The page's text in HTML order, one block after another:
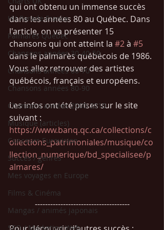
Hit Parade France
Palmarès Québec
Chansons années 30-40-50
Chansons années 60-70
Chansons années 80-90
Chansons années 2000-2010
Musique (articles)
Concours Eurovision
Succès / genres
Mes voyages en Europe
Films & Cinéma
Mangas / animés japonais
SEO / Marketing Web
qui ont obtenu un immense succès
dans les années 80 au Québec. Dans
l'article, on va présenter 15
chansons qui ont atteint la #2 à #5
dans le palmarès québécois de 1986.
Vous allez retrouver des artistes
québécois, français et européens.
Les infos ont été prises sur le site
suivant :
https://www.banq.qc.ca/collections/c
ollections_patrimoniales/musique/co
llection_numerique/bd_specialisee/p
almares/
-------------------------------------